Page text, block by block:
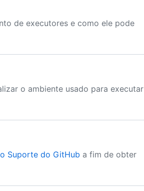
de executores e como ele pode
o ambiente usado para executar
Suporte do GitHub a fim de obter